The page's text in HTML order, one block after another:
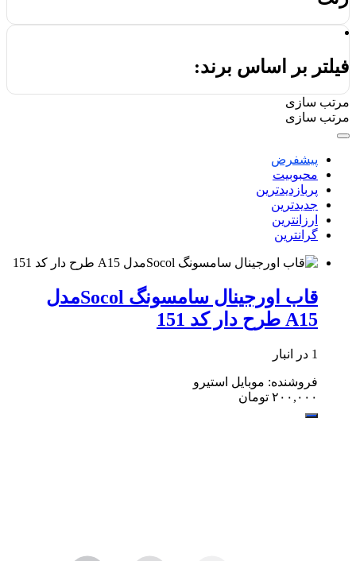
فیلتر بر اساس برند:
مرتب سازی
مرتب سازی
پیشفرض
محبوبیت
پربازدیدترین
جدیدترین
ارزانترین
گرانترین
قاب اورجینال سامسونگ Socolمدل
A15 طرح دار کد 151
1 در انبار
فروشنده: موبایل استیرو
۲۰۰,۰۰۰ تومان